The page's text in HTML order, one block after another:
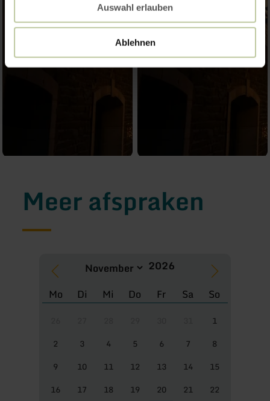
Auswahl erlauben
Ablehnen
Meer afspraken
Mo Di Mi Do Fr Sa So
1
2
3 4 5 6 7
8
9
10 11 12 13 14
15
16
17 18 19 20 21
22